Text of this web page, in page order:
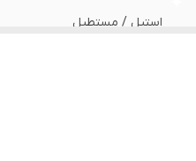
استیل / مستطیل